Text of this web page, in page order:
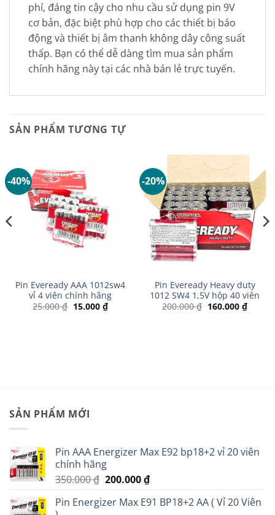
phí, đáng tin cậy cho nhu cầu sử dụng pin 9V
cơ bản, đặc biệt phù hợp cho các thiết bị báo
động và thiết bị âm thanh không dây công suất
thấp. Bạn có thể dễ dàng tìm mua sản phẩm
chính hãng này tại các nhà bán lẻ trực tuyến.
SẢN PHẨM TƯƠNG TỰ
-40%
Pin Eveready AAA 1012sw4
vỉ 4 viên chính hãng
25.000₫ Giá
15.000 ₫Giá
hiện
-20%
Pin Eveready Heavy duty
1012 SW4 1,5V hộp 40 viên
200.000₫ Giá
160.000 ₫Giá
hiện
SẢN PHẨM MỚI
Pin AAA Energizer Max E92 bp18+2 vỉ 20 viên
chính hãng
350.000₫ Giá
là:
200.000₫Giá
tại
Pin Energizer Max E91 BP18+2 AA ( Vỉ 20 Viên